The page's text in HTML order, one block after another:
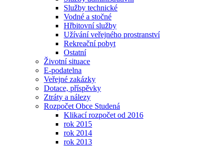
Služby technické
Vodné a stočné
Hřbitovní služby
Užívání veřejného prostranství
Rekreační pobyt
Ostatní
Životní situace
E-podatelna
Veřejné zakázky
Dotace, příspěvky
Ztráty a nálezy
Rozpočet Obce Studená
Klikací rozpočet od 2016
rok 2015
rok 2014
rok 2013